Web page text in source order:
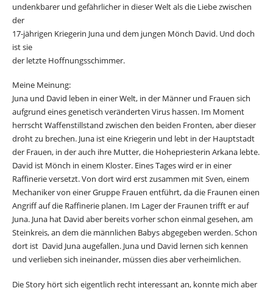
undenkbarer und gefährlicher in dieser Welt als die Liebe zwischen
der
17-jährigen Kriegerin Juna und dem jungen Mönch David. Und doch
ist sie
der letzte Hoffnungsschimmer.
Meine Meinung:
Juna und David leben in einer Welt, in der Männer und Frauen sich
aufgrund eines genetisch veränderten Virus hassen. Im Moment
herrscht Waffenstillstand zwischen den beiden Fronten, aber dieser
droht zu brechen. Juna ist eine Kriegerin und lebt in der Hauptstadt
der Frauen, in der auch ihre Mutter, die Hohepriesterin Arkana lebte.
David ist Mönch in einem Kloster. Eines Tages wird er in einer
Raffinerie versetzt. Von dort wird erst zusammen mit Sven, einem
Mechaniker von einer Gruppe Frauen entführt, da die Fraunen einen
Angriff auf die Raffinerie planen. Im Lager der Fraunen trifft er auf
Juna. Juna hat David aber bereits vorher schon einmal gesehen, am
Steinkreis, an dem die männlichen Babys abgegeben werden. Schon
dort ist David Juna augefallen. Juna und David lernen sich kennen
und verlieben sich ineinander, müssen dies aber verheimlichen.
Die Story hört sich eigentlich recht interessant an, konnte mich aber